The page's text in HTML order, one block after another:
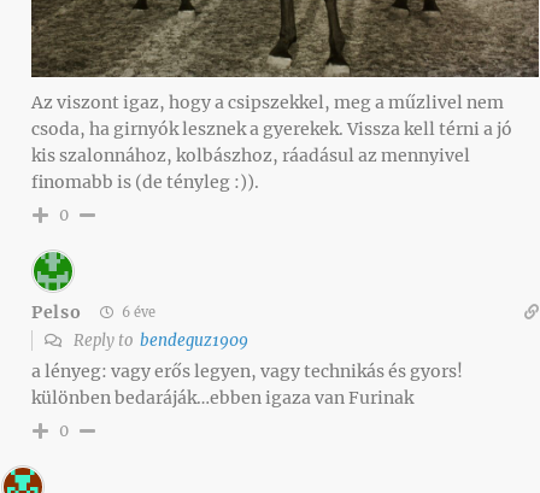
Az viszont igaz, hogy a csipszekkel, meg a műzlivel nem
csoda, ha girnyók lesznek a gyerekek. Vissza kell térni a jó
kis szalonnához, kolbászhoz, ráadásul az mennyivel
finomabb is (de tényleg :)).
0
Pelso 6 éve
Reply to bendeguz1909
a lényeg: vagy erős legyen, vagy technikás és gyors!
különben bedaráják…ebben igaza van Furinak
0